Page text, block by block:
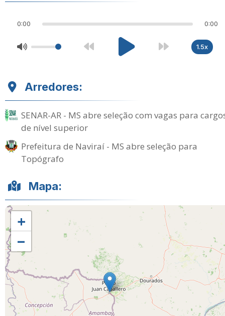
0:00 0:00
1.5x
Arredores:
SENAR-AR - MS abre seleção com vagas para
de nível superior
Prefeitura de Naviraí - MS abre seleção para
Topógrafo
Mapa:
+
−